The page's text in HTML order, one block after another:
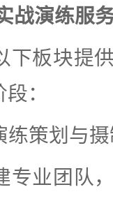
战演练服
下板块提
：
练策划与
专业团队